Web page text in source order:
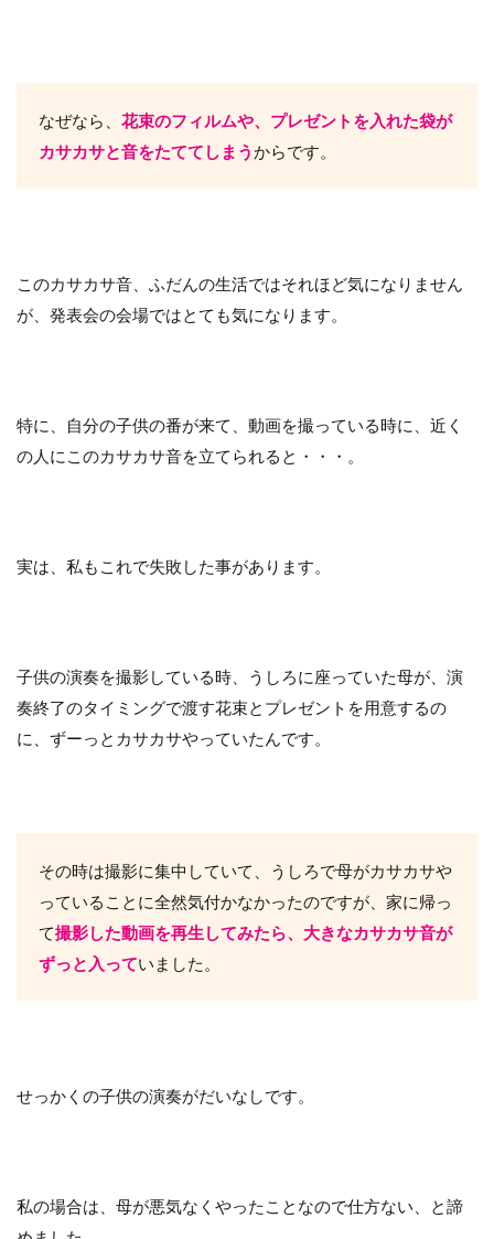
なぜなら、 花束のフィルムや、プレゼントを入れた袋が
カサカサと音をたててしまうからです。
このカサカサ音、ふだんの生活ではそれほど気になりません
が、発表会の会場ではとても気になります。
特に、自分の子供の番が来て、動画を撮っている時に、近く
の人にこのカサカサ音を立てられると・・・。
実は、私もこれで失敗した事があります。
子供の演奏を撮影している時、うしろに座っていた母が、演
奏終了のタイミングで渡す花束とプレゼントを用意するの
に、ずーっとカサカサやっていたんです。
その時は撮影に集中していて、うしろで母がカサカサや
っていることに全然気付かなかったのですが、家に帰っ
て撮影した動画を再生してみたら、大きなカサカサ音が
ずっと入っていました。
せっかくの子供の演奏がだいなしです。
私の場合は、母が悪気なくやったことなので仕方ない、と諦